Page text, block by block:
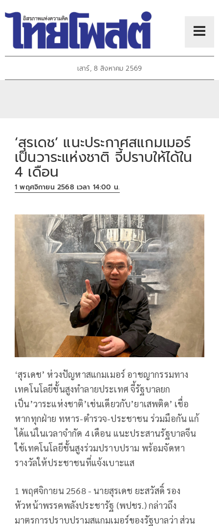
เสาร์, 8 สิงหาคม 2569
‘สุรเดช’ แนะประกาศสแกมเมอร์
เป็นวาระแห่งชาติ จี้ปราบให้ได้ใน
4 เดือน
1 พฤศจิกายน 2568 เวลา 14:00 น.
‘สุรเดช’ ห่วงปัญหาสแกมเมอร์ อาชญากรรมทาง
เทคโนโลยีชั้นสูงทำลายประเทศ จี้รัฐบาลยก
เป็น’วาระแห่งชาติ’เช่นเดียวกับ’ยาเสพติด’ เชื่อ
หากทุกฝ่าย ทหาร-ตำรวจ-ประชาชน ร่วมมือกัน แก้
ได้แน่ในเวลาจำกัด 4 เดือน แนะประสานรัฐบาลจีน
ใช้เทคโนโลยีชั้นสูงร่วมปราบปราม พร้อมจัดหา
รางวัลให้ประชาชนที่แจ้งเบาะแส
1 พฤศจิกายน 2568 - นายสุรเดช ยะสวัสดิ์ รอง
หัวหน้าพรรคพลังประชารัฐ (พปชร.) กล่าวถึง
มาตรการปราบปรามสแกมเมอร์ของรัฐบาลว่า ส่วน